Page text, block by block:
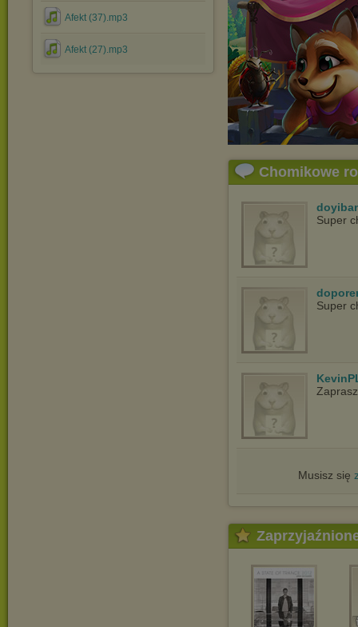
Afekt (37).mp3
Afekt (27).mp3
Chomikowe
Super
Super
Musisz się